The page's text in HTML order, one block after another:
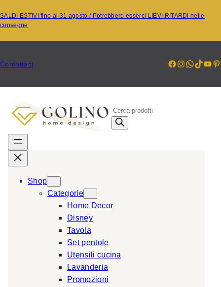
al
contenuto
SALDI ESTIVI fino al 31 agosto / Potrebbero esserci LIEVI RITARDI nelle
consegne
Contattaci Facebook
P
s
c
Shop
Categorie
Home Decor
Disney
Tavola
Set pentole
Utensili cucina
Lavanderia
Promozioni